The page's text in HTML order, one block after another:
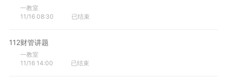
一教室
11/16 08:30
已结束
112财管讲题
一教室
11/16 14:00
已结束